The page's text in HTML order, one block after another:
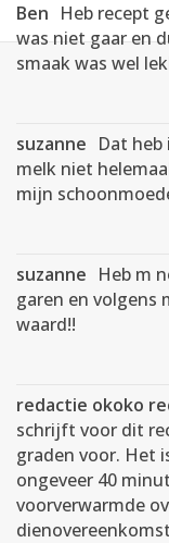
Ben Heb recept
was niet gaar en
smaak was wel
suzanne Dat
melk niet
mijn
suzanne Heb m
garen en volgens
waard!!
redactie okoko
schrijft voor dit
graden voor. Het
ongeveer 40
voorverwarmde